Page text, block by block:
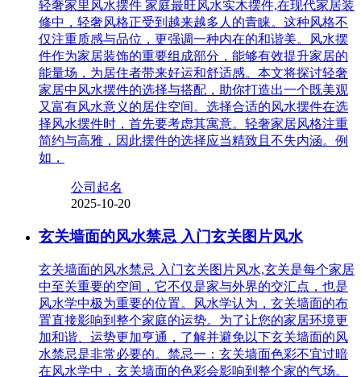
轻奢家里风水摆件 家庭最旺风水实木摆件,在现代家居装
修中，轻奢风格正受到越来越多人的青睐。这种风格不
仅注重质感与品位，更强调一种内在的和谐美。风水摆
件作为家居装饰的重要组成部分，能够有效提升家居的
能量场，为居住者带来好运和舒适感。本文将探讨轻奢
家居中风水摆件的选择与搭配，助你打造出一个既美观
又富有风水意义的居住空间。选择合适的风水摆件在选
择风水摆件时，首先要考虑其寓意。轻奢家居风格注重
简约与高雅，因此摆件的选择应当精致且不失内涵。例
如，
公司起名
2025-10-20
玄关墙面的风水禁忌 入门玄关图片风水
玄关墙面的风水禁忌 入门玄关图片风水,玄关是每个家居
中至关重要的空间，它不仅是家与外界的交汇点，也是
风水学中极为重要的位置。风水学认为，玄关墙面的布
置直接影响到整个家庭的运势。为了让您的家居环境更
加和谐、运势更加亨通，了解并避免以下玄关墙面的风
水禁忌是非常必要的。禁忌一：玄关墙面色彩不宜过暗
在风水学中，玄关墙面的色彩会影响到整个家的气场。